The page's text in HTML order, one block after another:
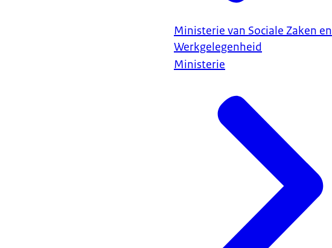
Ministerie van Sociale Zaken en
Werkgelegenheid
Ministerie